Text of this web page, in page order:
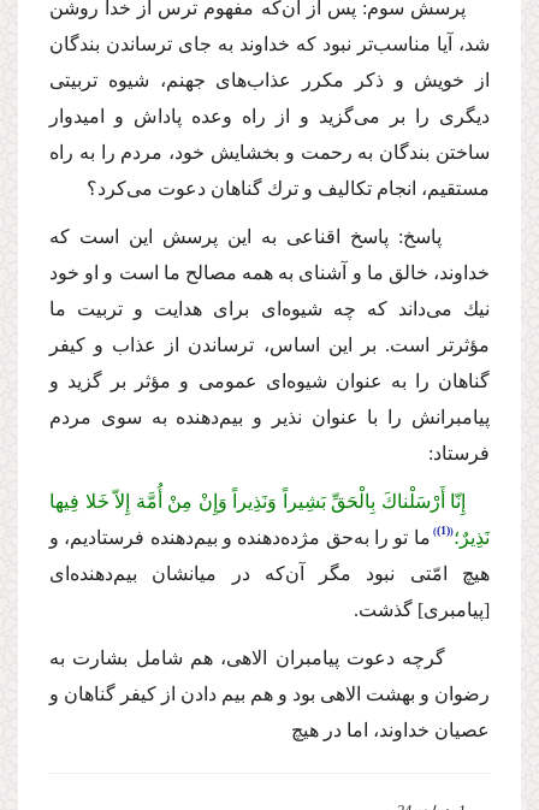
پرسش سوم: پس از آن‌كه مفهوم ترس از خدا روشن
شد، آیا مناسب‌تر نبود كه خداوند به جاى ترساندن بندگان
از خویش و ذكر مكرر عذاب‌هاى جهنم، شیوه تربیتى
دیگرى را بر مى‌گزید و از راه وعده پاداش و امیدوار
ساختن بندگان به رحمت و بخشایش خود، مردم را به راه
مستقیم، انجام تكالیف و ترك گناهان دعوت مى‌كرد؟
پاسخ: پاسخ اقناعى به این پرسش این است كه
خداوند، خالق ما و آشناى به همه مصالح ما است و او خود
نیك مى‌داند كه چه شیوه‌اى براى هدایت و تربیت ما
مؤثرتر است. بر این اساس، ترساندن از عذاب و كیفر
گناهان را به عنوان شیوه‌اى عمومى و مؤثر بر گزید و
پیامبرانش را با عنوان نذیر و بیم‌دهنده به سوى مردم
فرستاد:
إِنّا أَرْسَلْناكَ بِالْحَقِّ بَشِیراً وَنَذِیراً وَإِنْ مِنْ أُمَّة إِلاّ خَلا فِیها
نَذِیرٌ؛ (1)
ما تو را به‌حق مژده‌دهنده و بیم‌دهنده فرستادیم، و
هیچ امّتى نبود مگر آن‌كه در میانشان بیم‌دهنده‌اى
[پیامبرى] گذشت.
گرچه دعوت پیامبران الاهى، هم شامل بشارت به
رضوان و بهشت الاهى بود و هم بیم دادن از كیفر گناهان و
عصیان خداوند، اما در هیچ